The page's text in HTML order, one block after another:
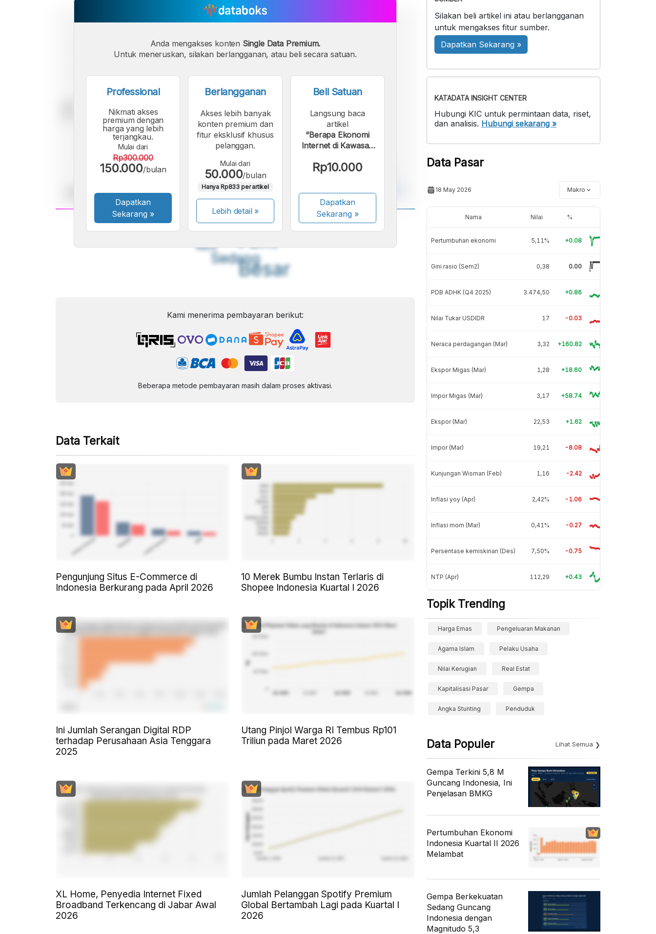
A
Font
Kecil
A
Sedang
A
Besar
Anda mengakses konten Single Data Premium.
Untuk meneruskan, silakan berlangganan, atau beli secara satuan.
Professional
Nikmati akses
premium dengan
harga yang lebih
terjangkau.
Mulai dari
Rp300.000
150.000/bulan
Dapatkan
Sekarang »
Berlangganan
Akses lebih banyak
konten premium dan
fitur eksklusif khusus
pelanggan.
Mulai dari
50.000/bulan
Hanya Rp833 per artikel
Lebih detail »
Beli Satuan
Langsung baca
artikel
“Berapa Ekonomi
Internet di Kawasan
Rp10.000
Dapatkan
Sekarang»
Kami menerima pembayaran berikut:
Beberapa metode pembayaran masih dalam proses aktivasi.
Data Terkait
Pengunjung Situs E-Commerce di
Indonesia Berkurang pada April 2026
10 Merek Bumbu Instan Terlaris di
Shopee Indonesia Kuartal I 2026
Ini Jumlah Serangan Digital RDP
terhadap Perusahaan Asia Tenggara
2025
Utang Pinjol Warga RI Tembus Rp101
Triliun pada Maret 2026
XL Home, Penyedia Internet Fixed
Broadband Terkencang di Jabar Awal
2026
Jumlah Pelanggan Spotify Premium
Global Bertambah Lagi pada Kuartal I
2026
Silakan beli artikel ini atau berlangganan
untuk mengakses fitur sumber.
Dapatkan Sekarang »
KATADATA INSIGHT CENTER
Hubungi KIC untuk permintaan data, riset,
dan analisis. Hubungi sekarang »
Data Pasar
18 May 2026 Makro
Nama Nilai %
Pertumbuhan ekonomi 5,11% +0.08
Gini rasio (Sem2) 0,38 0.00
PDB ADHK (Q4 2025) 3.474,50 +0.86
Nilai Tukar USDIDR 17 -0.03
Neraca perdagangan (Mar) 3,32 +160.82
Ekspor Migas (Mar) 1,28 +18.60
Impor Migas (Mar) 3,17 +58.74
Ekspor (Mar) 22,53 +1.62
Impor (Mar) 19,21 -8.08
Kunjungan Wisman (Feb) 1,16 -2.42
Inflasi yoy (Apr) 2,42% -1.06
Inflasi mom (Mar) 0,41% -0.27
Persentase kemiskinan (Des) 7,50% -0.75
NTP (Apr) 112,29 +0.43
Topik Trending
Harga Emas Pengeluaran Makanan
Agama Islam Pelaku Usaha
Nilai Kerugian Real Estat
Kapitalisasi Pasar Gempa
Angka Stunting Penduduk
Data Populer Lihat Semua
Gempa Terkini 5,8 M
Guncang Indonesia, Ini
Penjelasan BMKG
Pertumbuhan Ekonomi
Indonesia Kuartal II 2026
Melambat
Gempa Berkekuatan
Sedang Guncang
Indonesia dengan
Magnitudo 5,3